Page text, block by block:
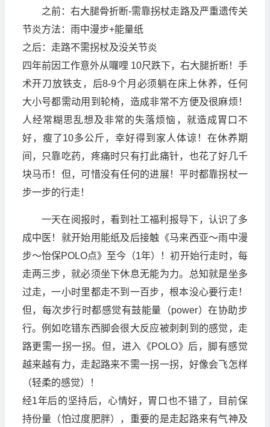
之前：右大腿骨折断-需靠拐杖走路及严重遗传关
节炎方法：雨中漫步+能量纸
之后：走路不需拐杖及没关节炎
四年前因工作意外从囉哩 10尺跌下，右大腿折断！手
术开刀放铁支，后8-9个月必须躺在床上休养，任何
大小号都需动用到轮椅，造成非常不方便及很麻烦！
人经常糊思乱想及非常的失落烦恼，就造成胃口不
好，瘦了10多公斤，幸好得到家人体谅！在休养期
间，只靠吃药，疼痛时只有打此痛针，也花了好几千
块马币！但，可惜没有任何的进展！平时都靠拐杖一
步一步的行走！
一天在阅报时，看到社工福利报导下，认识了多
成中医！就开始用能纸及后接触《马来西亚～雨中漫
步～怡保POLO点》至今（1年）！初开始行走时，每
走两三步，就必须坐下休息无能为力。总知就是坐多
过走，一小时里都走不到一百步，根本没心要行走！
但，每次步行时都感觉有鼓能量（power）在协助步
行。例如吃错东西脚会很大反应被刺刺到的感觉，走
路更需一拐一拐。但，进入《POLO》后，脚有感觉
越来越有力，走起路来不需一拐一拐，好像会飞怎样
（轻柔的感觉）！
经1年后的坚持后，心情好，胃口也不错了，目前保
持份量（怕过度肥胖），重要的是走起路来有气神及